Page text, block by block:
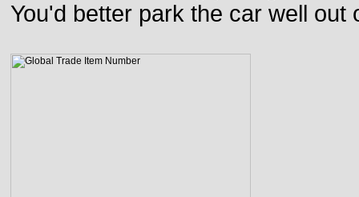
You'd better park the car well out